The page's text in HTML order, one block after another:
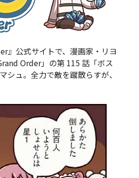
』公式サイトで、漫画家・リヨ
Order」の第 115 話「ボス
シュ。全力で敵を蹴散らすが、